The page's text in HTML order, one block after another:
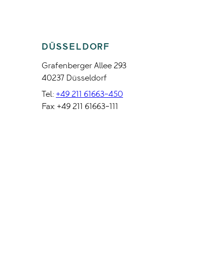
DÜSSELDORF
Grafenberger Allee 293
40237 Düsseldorf
Tel.: +49 211 61663-450
Fax: +49 211 61663-111